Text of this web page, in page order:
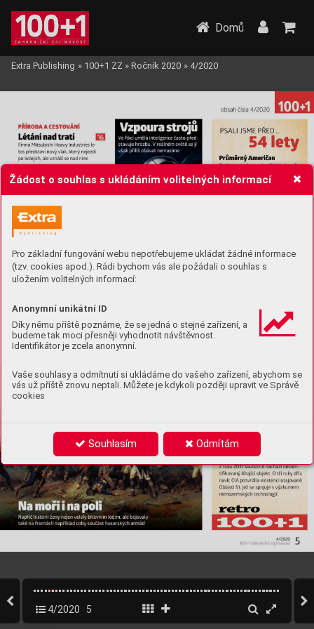
Žádost o souhlas s ukládáním volitelných informací
Pro základní fungování webu nepotřebujeme ukládat žádné informace
(tzv. cookies apod.). Rádi bychom vás ale požádali o souhlas s
uložením volitelných informací:
Anonymní unikátní ID
Díky němu příště poznáme, že se jedná o stejné zařízení, a
budeme tak moci přesněji vyhodnotit návštěvnost.
Identifikátor je zcela anonymní.
Vaše souhlasy a odmítnutí si ukládáme do vašeho zařízení, abychom se
vás už příště znovu neptali. Můžete je kdykoli později upravit ve Správě
cookies
Souhlasím Odmítám
Domů
Extra Publishing » 100+1 ZZ » Ročník 2020 » 4/2020
4/2020 5